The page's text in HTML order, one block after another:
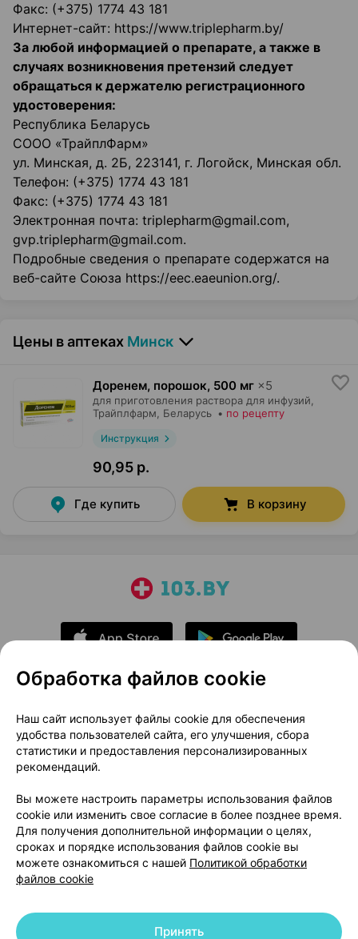
Факс: (+375) 1774 43 181
Интернет-сайт: https://www.triplepharm.by/
За любой информацией о препарате, а также в
случаях возникновения претензий следует
обращаться к держателю регистрационного
удостоверения:
Республика Беларусь
СООО «ТрайплФарм»
ул. Минская, д. 2Б, 223141, г. Логойск, Минская обл.
Телефон: (+375) 1774 43 181
Факс: (+375) 1774 43 181
Электронная почта: triplepharm@gmail.com,
gvp.triplepharm@gmail.com.
Подробные сведения о препарате содержатся на
веб-сайте Союза https://eec.eaeunion.org/.
Цены в аптеках Минск
Доренем, порошок, 500 мг ×5
для приготовления раствора для инфузий,
Трайплфарм, Беларусь • по рецепту
Инструкция
90,95 р.
Где купить В корзину
О проекте
Новости проекта
Размещение рекламы
Медицинский маркетинг
Публичный договор
Доставка
Способы оплаты
Вакансии
Партнеры
Написать руководителю 103.by
Написать в поддержку
Персональные настройки Cookie
Обработка файлов cookie
Наш сайт использует файлы cookie для обеспечения
удобства пользователей сайта, его улучшения, сбора
статистики и предоставления персонализированных
рекомендаций.
Вы можете настроить параметры использования файлов
cookie или изменить свое согласие в более позднее время.
Для получения дополнительной информации о целях,
сроках и порядке использования файлов cookie вы
можете ознакомиться с нашей Политикой обработки
файлов cookie
Принять